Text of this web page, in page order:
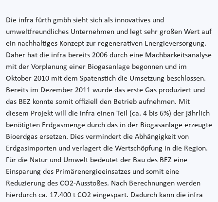
Die infra fürth gmbh sieht sich als innovatives und
umweltfreundliches Unternehmen und legt sehr großen Wert auf
ein nachhaltiges Konzept zur regenerativen Energieversorgung.
Daher hat die infra bereits 2006 durch eine Machbarkeitsanalyse
mit der Vorplanung einer Biogasanlage begonnen und im
Oktober 2010 mit dem Spatenstich die Umsetzung beschlossen.
Bereits im Dezember 2011 wurde das erste Gas produziert und
das BEZ konnte somit offiziell den Betrieb aufnehmen. Mit
diesem Projekt will die infra einen Teil (ca. 4 bis 6%) der jährlich
benötigten Erdgasmenge durch das in der Biogasanlage erzeugte
Bioerdgas ersetzen. Dies vermindert die Abhängigkeit von
Erdgasimporten und verlagert die Wertschöpfung in die Region.
Für die Natur und Umwelt bedeutet der Bau des BEZ eine
Einsparung des Primärenergieeinsatzes und somit eine
Reduzierung des CO2-Ausstoßes. Nach Berechnungen werden
hierdurch ca. 17.400 t CO2 eingespart. Dadurch kann die infra